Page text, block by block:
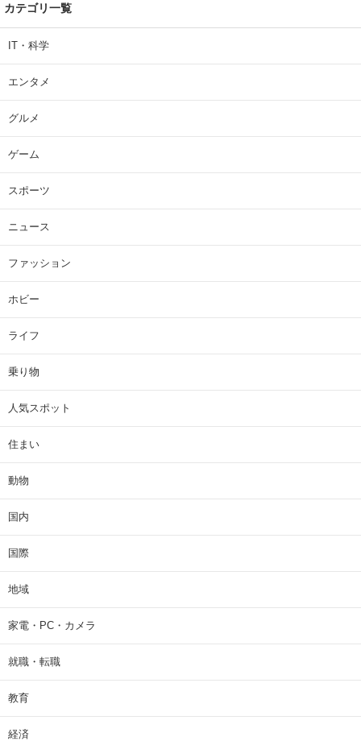
カテゴリ一覧
IT・科学
エンタメ
グルメ
ゲーム
スポーツ
ニュース
ファッション
ホビー
ライフ
乗り物
人気スポット
住まい
動物
国内
国際
地域
家電・PC・カメラ
就職・転職
教育
経済